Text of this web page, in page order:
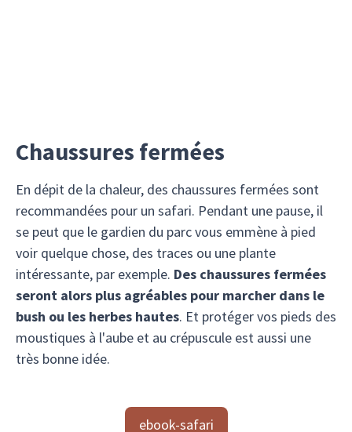
Chaussures fermées
En dépit de la chaleur, des chaussures fermées sont
recommandées pour un safari. Pendant une pause, il
se peut que le gardien du parc vous emmène à pied
voir quelque chose, des traces ou une plante
intéressante, par exemple. Des chaussures fermées
seront alors plus agréables pour marcher dans le
bush ou les herbes hautes. Et protéger vos pieds des
moustiques à l'aube et au crépuscule est aussi une
très bonne idée.
ebook-safari